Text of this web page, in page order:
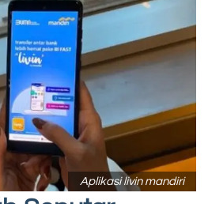
Aplikasi livin mandiri